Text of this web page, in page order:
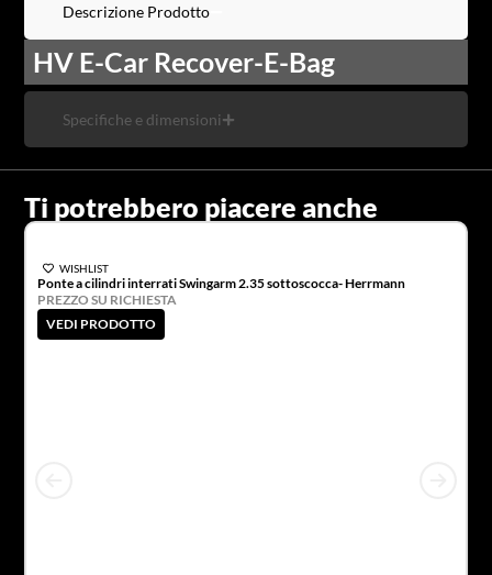
Descrizione Prodotto
Specifiche e dimensioni
HV E-Car Recover-E-Bag
Ti potrebbero piacere anche
WISHLIST
Ponte a cilindri interrati Swingarm 2.35 sottoscocca- Herrmann
PREZZO SU RICHIESTA
VEDI PRODOTTO